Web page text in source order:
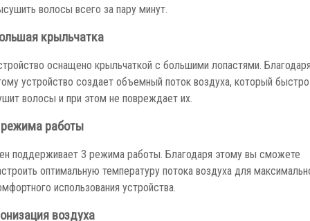
волосы всего за пару минут.
крыльчатка
оснащено крыльчаткой с большими лопастями.
устройство создает объемный поток воздуха, который быстро
волосы и при этом не повреждает их.
работы
поддерживает 3 режима работы. Благодаря этому вы сможете
оптимальную температуру потока воздуха для
использования устройства.
воздуха